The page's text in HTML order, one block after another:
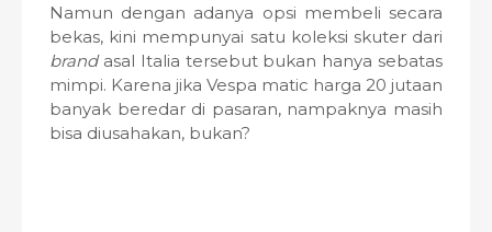
Namun dengan adanya opsi membeli secara
bekas, kini mempunyai satu koleksi skuter dari
brand asal Italia tersebut bukan hanya sebatas
mimpi. Karena jika Vespa matic harga 20 jutaan
banyak beredar di pasaran, nampaknya masih
bisa diusahakan, bukan?